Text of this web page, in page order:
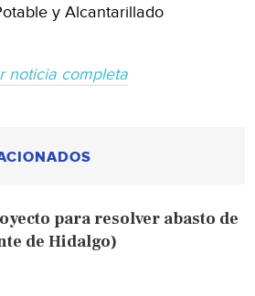
y Alcantarillado
noticia completa
para resolver abasto de
de Hidalgo)